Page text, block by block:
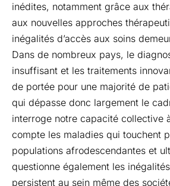
inédites, notamment grâce aux
aux nouvelles approches
inégalités d’accès aux soins
Dans de nombreux pays, le
insuffisant et les traitements
de portée pour une majorité de
qui dépasse donc largement le
interroge notre capacité collective
compte les maladies qui touchent
populations afrodescendantes et
questionne également les
persistent au sein même des